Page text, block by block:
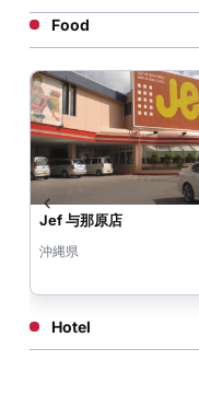
Food
Jef 与那原店
沖縄県
Hotel